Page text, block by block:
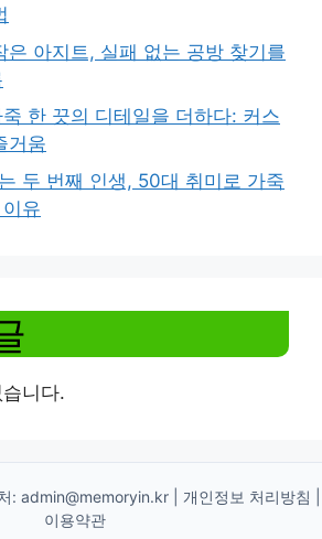
은 아지트, 실패 없는 공방 찾기를
한 끗의 디테일을 더하다: 커스
거움
두 번째 인생, 50대 취미로 가죽
유
니다.
: admin@memoryin.kr 개인정보 처리방침
이용약관